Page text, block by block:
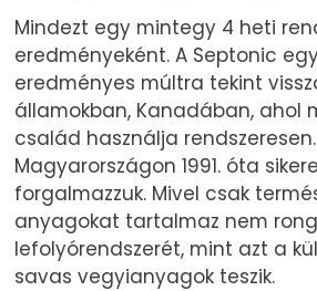
Mindezt egy mintegy 4 heti
eredményeként. A Septonic
eredményes múltra tekint
államokban, Kanadában, ahol
család használja rendszeresen.
Magyarországon 1991. óta
forgalmazzuk. Mivel csak
anyagokat tartalmaz nem
lefolyórendszerét, mint azt a
savas vegyianyagok teszik.